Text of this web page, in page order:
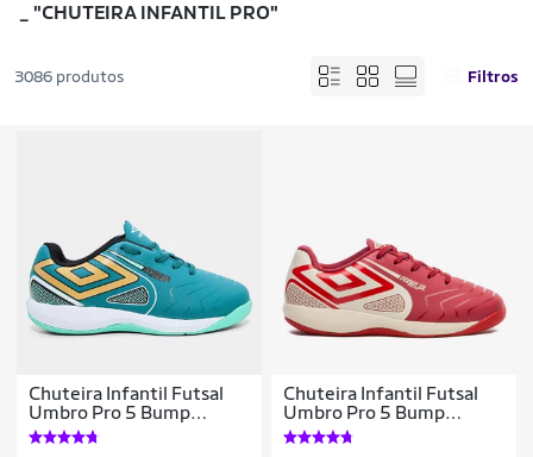
"CHUTEIRA INFANTIL PRO"
3086 produtos Filtros
Chuteira Infantil Futsal
Umbro Pro 5 Bump
Unissex
Chuteira Infantil Futsal
Umbro Pro 5 Bump
Unissex